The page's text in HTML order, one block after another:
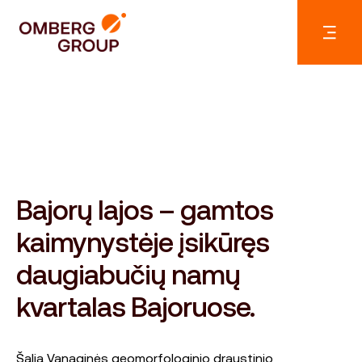
Bajorų lajos – gamtos
kaimynystėje įsikūręs
daugiabučių namų
kvartalas Bajoruose.
Šalia Vanaginės geomorfologinio draustinio